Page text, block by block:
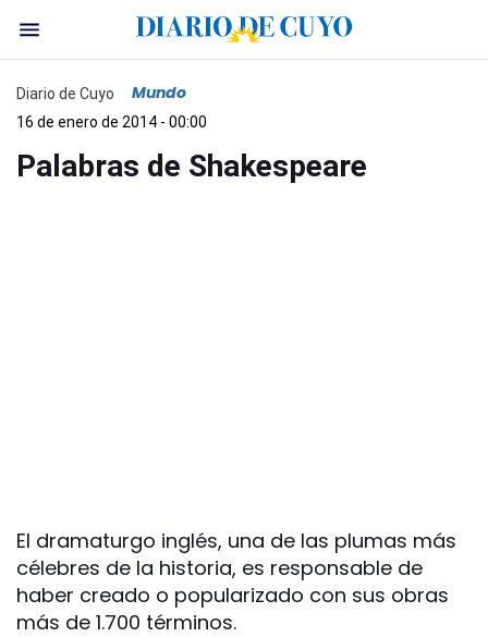
Diario de Cuyo Mundo
16 de enero de 2014 - 00:00
Palabras de Shakespeare
El dramaturgo inglés, una de las plumas más
célebres de la historia, es responsable de
haber creado o popularizado con sus obras
más de 1.700 términos.